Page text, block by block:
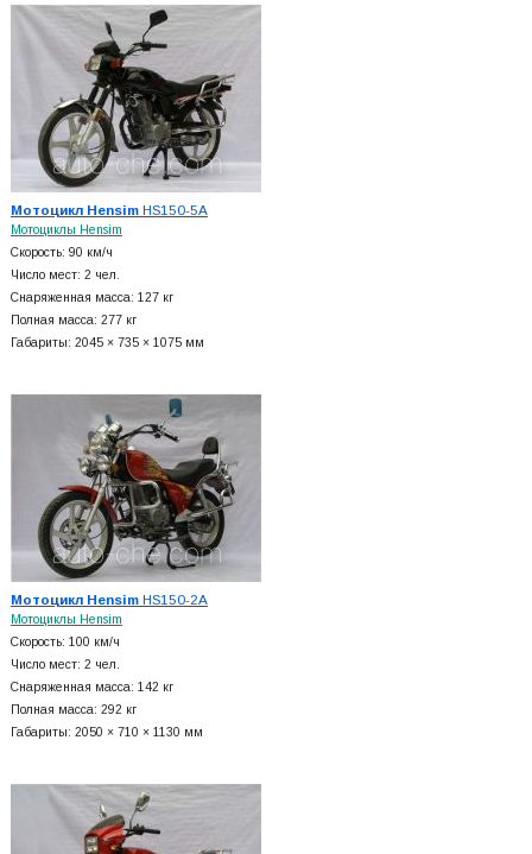
Мотоцикл HensimHS150-5A
Мотоциклы Hensim
Скорость: 90 км/ч
Число мест: 2 чел.
Снаряженная масса: 127 кг
Полная масса: 277 кг
Габариты: 2045 × 735 × 1075 мм
Мотоцикл HensimHS150-2A
Мотоциклы Hensim
Скорость: 100 км/ч
Число мест: 2 чел.
Снаряженная масса: 142 кг
Полная масса: 292 кг
Габариты: 2050 × 710 × 1130 мм